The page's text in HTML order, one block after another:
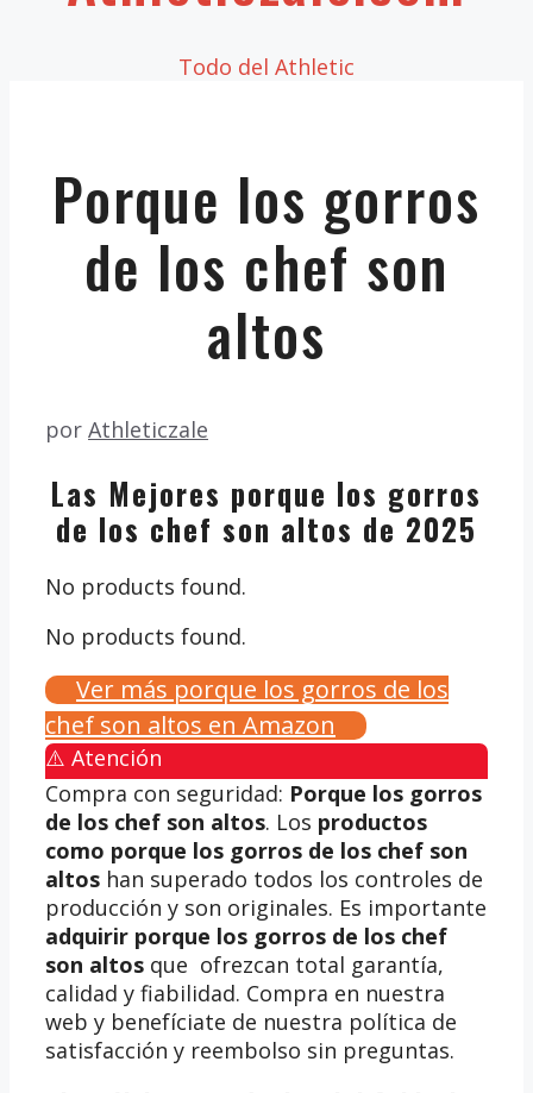
Todo del Athletic
Porque los gorros
de los chef son
altos
por Athleticzale
Las Mejores porque los gorros
de los chef son altos de 2025
No products found.
No products found.
Ver más porque los gorros de los
chef son altos en Amazon
⚠️ Atención
Compra con seguridad: Porque los gorros
de los chef son altos. Los productos
como porque los gorros de los chef son
altos han superado todos los controles de
producción y son originales. Es importante
adquirir porque los gorros de los chef
son altos que ofrezcan total garantía,
calidad y fiabilidad. Compra en nuestra
web y benefíciate de nuestra política de
satisfacción y reembolso sin preguntas.